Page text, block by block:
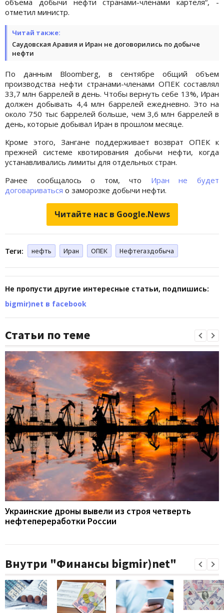
отметил министр.
Читай также:
Саудовская Аравия и Иран не договорились по добыче
нефти
По данным Bloomberg, в сентябре общий объем
производства нефти странами-членами ОПЕК составлял
33,7 млн баррелей в день. Чтобы вернуть себе 13%, Иран
должен добывать 4,4 млн баррелей ежедневно. Это на
около 750 тыс баррелей больше, чем 3,6 млн баррелей в
день, которые добывал Иран в прошлом месяце.
Кроме этого, Зангане поддерживает возврат ОПЕК к
прежней системе квотирования добычи нефти, когда
устанавливались лимиты для отдельных стран.
Ранее сообщалось о том, что Иран не будет
договариваться о заморозке добычи нефти.
Читайте нас в Google.News
Теги: нефть Иран ОПЕК Нефтегаздобыча
Не пропусти другие интересные статьи, подпишись:
bigmir)net в facebook
Статьи по теме
Украинские дроны вывели из строя четверть
нефтепереработки России
Внутри "Финансы bigmir)net"